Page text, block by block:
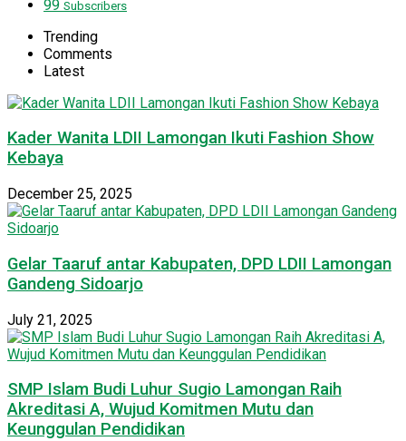
99 Subscribers
Trending
Comments
Latest
Kader Wanita LDII Lamongan Ikuti Fashion Show
Kebaya
December 25, 2025
Gelar Taaruf antar Kabupaten, DPD LDII Lamongan
Gandeng Sidoarjo
July 21, 2025
SMP Islam Budi Luhur Sugio Lamongan Raih
Akreditasi A, Wujud Komitmen Mutu dan
Keunggulan Pendidikan